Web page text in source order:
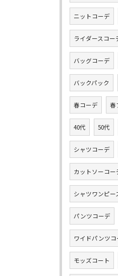
ニットコーデ
ライダースコー
バッグコーデ
バックパック
春コーデ 春
40代 50代
シャツコーデ
カットソーコー
シャツワンピー
パンツコーデ
ワイドパンツコ
モッズコート